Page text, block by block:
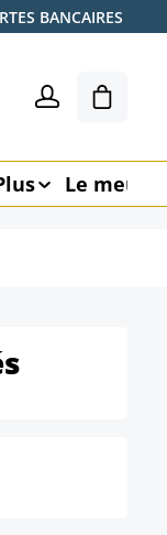
BANCAIRES
Le
Le